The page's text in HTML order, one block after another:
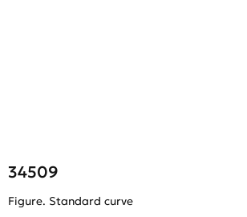
34509
Figure. Standard curve